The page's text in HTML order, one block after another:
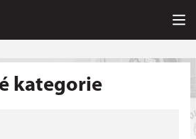
kategorie